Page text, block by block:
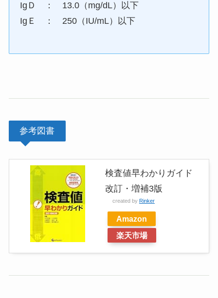
IgＤ ： 13.0（mg/dL）以下
IgＥ ： 250（IU/mL）以下
参考図書
検査値早わかりガイド
改訂・増補3版
created by Rinker
Amazon
楽天市場